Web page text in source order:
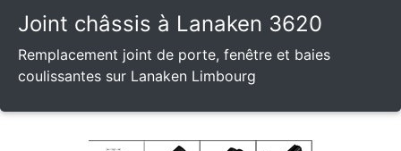
Joint châssis à Lanaken 3620
Remplacement joint de porte, fenêtre et baies
coulissantes sur Lanaken Limbourg